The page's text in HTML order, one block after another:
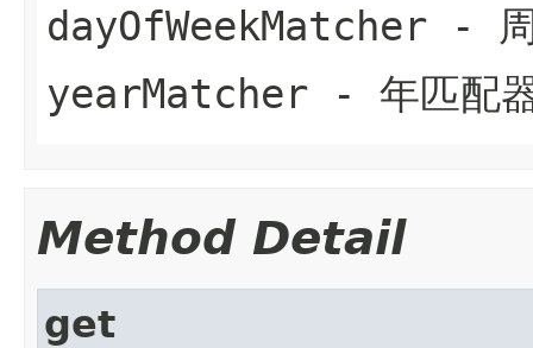
dayOfWeekMatcher -
yearMatcher - 年匹配
Method Detail
get